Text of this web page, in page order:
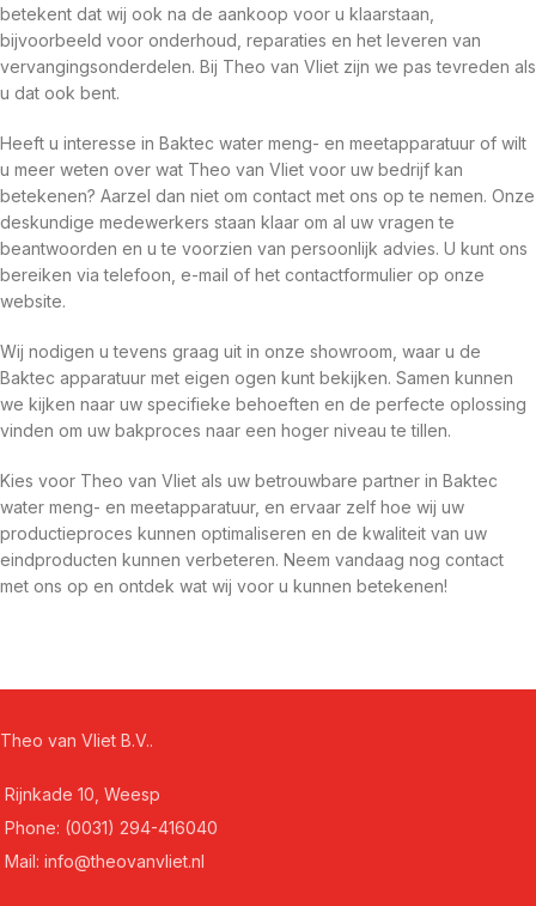
betekent dat wij ook na de aankoop voor u klaarstaan,
bijvoorbeeld voor onderhoud, reparaties en het leveren van
vervangingsonderdelen. Bij Theo van Vliet zijn we pas tevreden als
u dat ook bent.
Heeft u interesse in Baktec water meng- en meetapparatuur of wilt
u meer weten over wat Theo van Vliet voor uw bedrijf kan
betekenen? Aarzel dan niet om contact met ons op te nemen. Onze
deskundige medewerkers staan klaar om al uw vragen te
beantwoorden en u te voorzien van persoonlijk advies. U kunt ons
bereiken via telefoon, e-mail of het contactformulier op onze
website.
Wij nodigen u tevens graag uit in onze showroom, waar u de
Baktec apparatuur met eigen ogen kunt bekijken. Samen kunnen
we kijken naar uw specifieke behoeften en de perfecte oplossing
vinden om uw bakproces naar een hoger niveau te tillen.
Kies voor Theo van Vliet als uw betrouwbare partner in Baktec
water meng- en meetapparatuur, en ervaar zelf hoe wij uw
productieproces kunnen optimaliseren en de kwaliteit van uw
eindproducten kunnen verbeteren. Neem vandaag nog contact
met ons op en ontdek wat wij voor u kunnen betekenen!
Theo van Vliet B.V..
Rijnkade 10, Weesp
Phone: (0031) 294-416040
Mail: info@theovanvliet.nl